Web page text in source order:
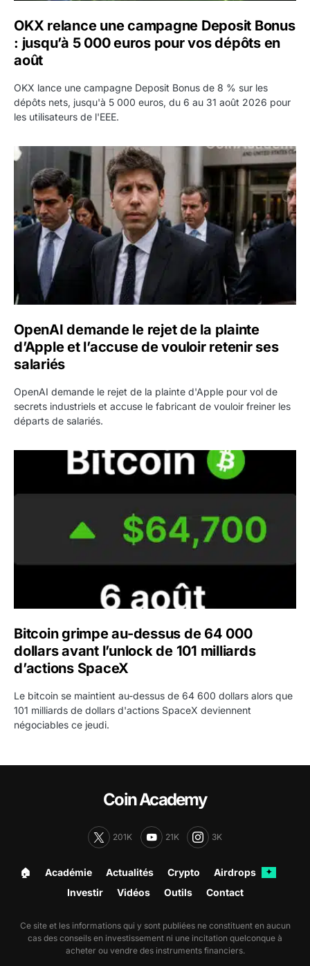
OKX relance une campagne Deposit Bonus
: jusqu’à 5 000 euros pour vos dépôts en
août
OKX lance une campagne Deposit Bonus de 8 % sur les
dépôts nets, jusqu'à 5 000 euros, du 6 au 31 août 2026 pour
les utilisateurs de l'EEE.
OpenAI demande le rejet de la plainte d’Apple et
OpenAI demande le rejet de la plainte
d’Apple et l’accuse de vouloir retenir ses
salariés
OpenAI demande le rejet de la plainte d'Apple pour vol de
secrets industriels et accuse le fabricant de vouloir freiner les
départs de salariés.
Bitcoin grimpe au-dessus de 64 000 dollars avant
Bitcoin grimpe au-dessus de 64 000
dollars avant l’unlock de 101 milliards
d’actions SpaceX
Le bitcoin se maintient au-dessus de 64 600 dollars alors que
101 milliards de dollars d'actions SpaceX deviennent
négociables ce jeudi.
Coin Academy
201K 21K 3K
🏠︎ Académie Actualités Crypto Airdrops ✦
Investir Vidéos Outils Contact
Ce site et les informations qui y sont publiées ne constituent en aucun
cas des conseils en investissement ni une incitation quelconque à
acheter ou vendre des instruments financiers.